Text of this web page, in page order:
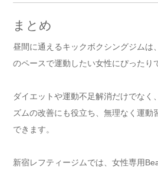
まとめ
昼間に通えるキックボクシングジムは
のペースで運動したい女性にぴったり
ダイエットや運動不足解消だけでなく
ズムの改善にも役立ち、無理なく運動
できます。
新宿レフティージムでは、女性専用